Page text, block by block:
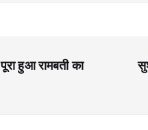
हुआ रामबती का